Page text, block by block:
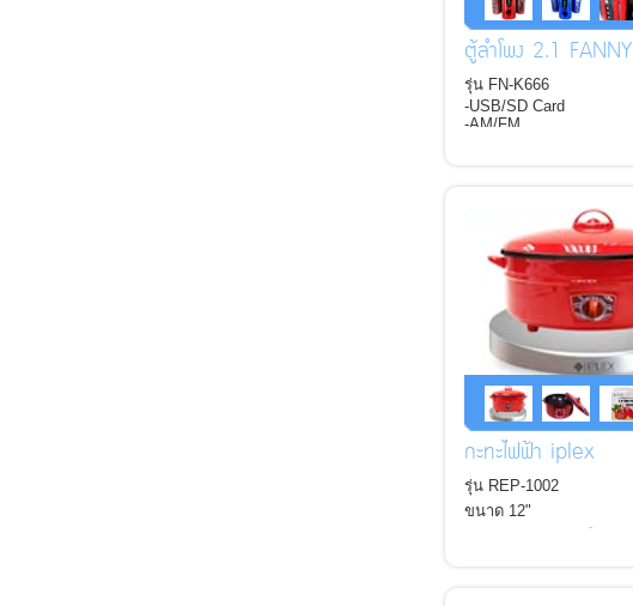
ตู้ลำโพง 2.1 FANNY
รุ่น FN-K666
-USB/SD Card
-AM/FM
กะทะไฟฟ้า iplex
รุ่น REP-1002
ขนาด 12"